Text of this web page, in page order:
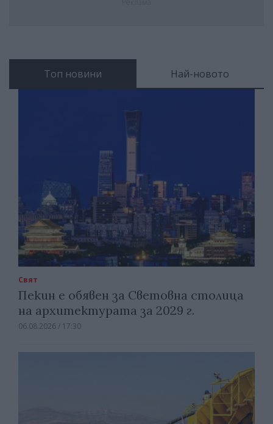
Топ новини Най-новото
Свят
Пекин е обявен за Световна столица
на архитектурата за 2029 г.
06.08.2026 / 17:30